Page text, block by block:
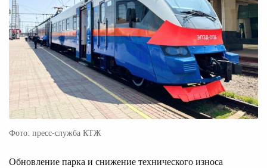
Фото: пресс-служба КТЖ
Обновление парка и снижение технического износа